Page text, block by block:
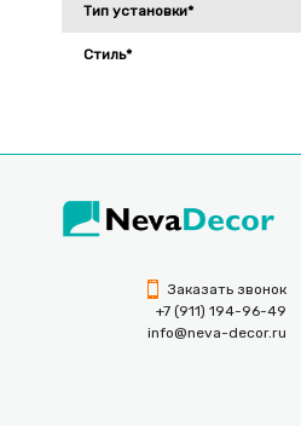
Тип установки*
Стиль*
Заказать звонок
+7 (911) 194-96-49
info@neva-decor.ru